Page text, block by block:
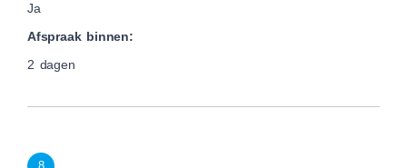
Ja
Afspraak binnen:
2 dagen